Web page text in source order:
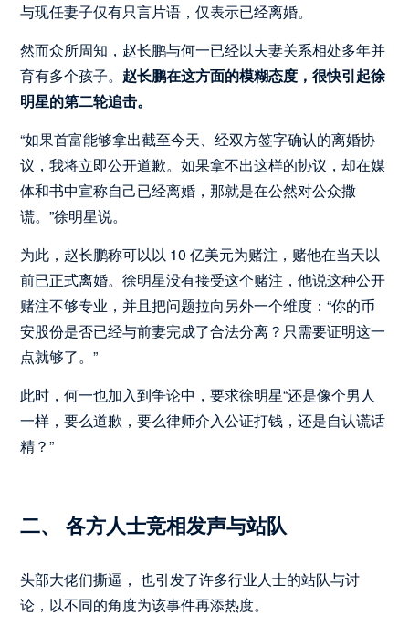
与现任妻子仅有只言片语，仅表示已经离婚。
然而众所周知，赵长鹏与何一已经以夫妻关系相处多年并
育有多个孩子。 赵长鹏在这方面的模糊态度，很快引起徐
明星的第二轮追击。
“如果首富能够拿出截至今天、经双方签字确认的离婚协
议，我将立即公开道歉。如果拿不出这样的协议，却在媒
体和书中宣称自己已经离婚，那就是在公然对公众撒
谎。”徐明星说。
为此，赵长鹏称可以以 10 亿美元为赌注，赌他在当天以
前已正式离婚。徐明星没有接受这个赌注，他说这种公开
赌注不够专业，并且把问题拉向另外一个维度：“你的币
安股份是否已经与前妻完成了合法分离？只需要证明这一
点就够了。”
此时，何一也加入到争论中，要求徐明星“还是像个男人
一样，要么道歉，要么律师介入公证打钱，还是自认谎话
精？”
二、 各方人士竞相发声与站队
头部大佬们撕逼， 也引发了许多行业人士的站队与讨
论，以不同的角度为该事件再添热度。